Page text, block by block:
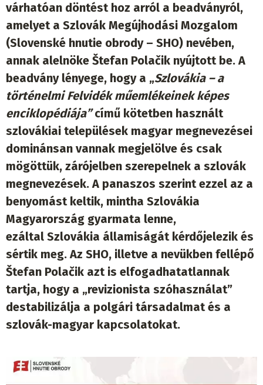
várhatóan döntést hoz arról a beadványról,
amelyet a Szlovák Megújhodási Mozgalom
(Slovenské hnutie obrody – SHO) nevében,
annak alelnöke Štefan Polačik nyújtott be. A
beadvány lényege, hogy a „Szlovákia – a
történelmi Felvidék műemlékeinek képes
enciklopédiája”című kötetben használt
szlovákiai települések magyar megnevezései
dominánsan vannak megjelölve és csak
mögöttük, zárójelben szerepelnek a szlovák
megnevezések. A panaszos szerint ezzel az a
benyomást keltik, mintha Szlovákia
Magyarország gyarmata lenne,
ezáltal Szlovákia államiságát kérdőjelezik és
sértik meg. Az SHO, illetve a nevükben fellépő
Štefan Polačik azt is elfogadhatatlannak
tartja, hogy a „revizionista szóhasználat”
destabilizálja a polgári társadalmat és a
szlovák-magyar kapcsolatokat.